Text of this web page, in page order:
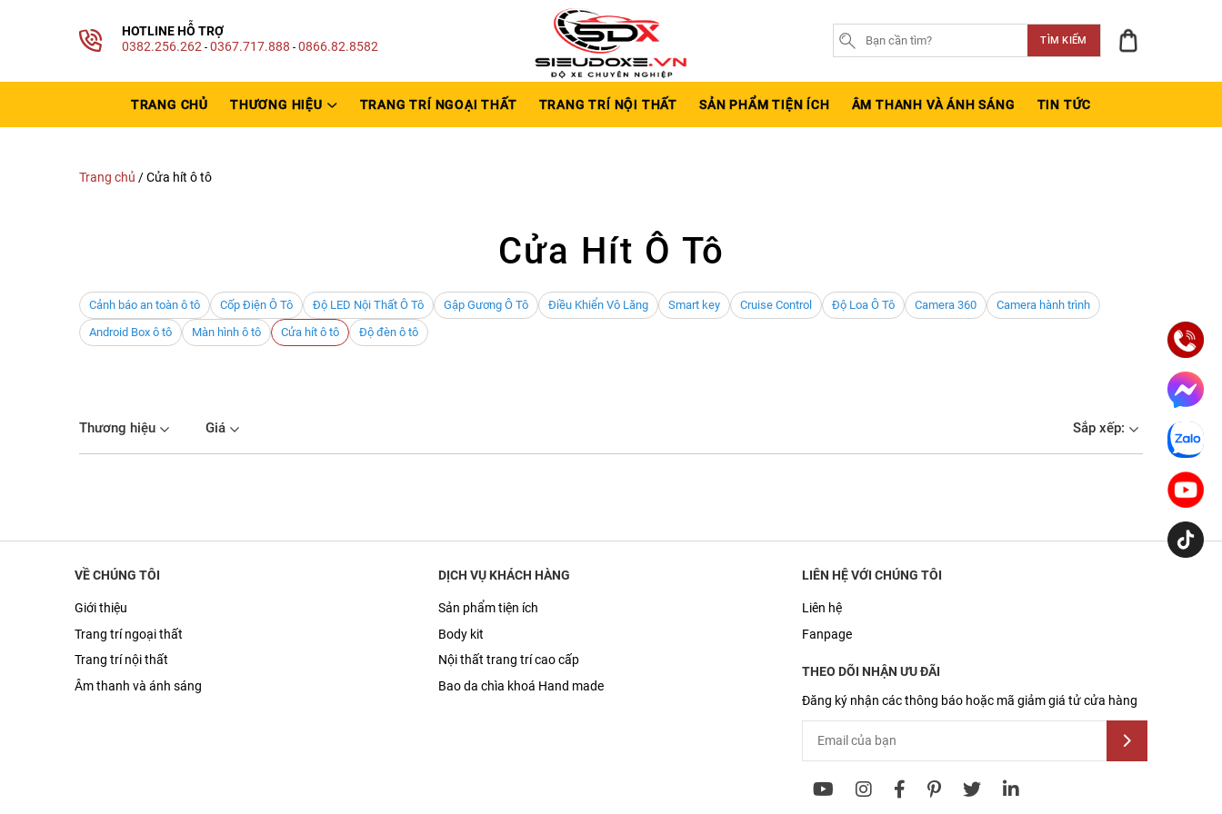
HOTLINE HỖ TRỢ
0382.256.262 - 0367.717.888 - 0866.82.8582 TÌM KIẾM
TRANG CHỦ THƯƠNG HIỆU TRANG TRÍ NGOẠI THẤT TRANG TRÍ NỘI THẤT SẢN PHẨM TIỆN ÍCH ÂM THANH VÀ ÁNH SÁNG TIN TỨC
Trang chủ /Cửa hít ô tô
Cửa Hít Ô Tô
Cảnh báo an toàn ô tô Cốp Điện Ô Tô Độ LED Nội Thất Ô Tô Gập Gương Ô Tô Điều Khiển Vô Lăng Smart key Cruise Control Độ Loa Ô Tô Camera 360
Camera hành trình
Android Box ô tô
Màn hình ô tô Cửa hít ô tô Độ đèn ô tô
Thương hiệu Giá Sắp xếp:
VỀ CHÚNG TÔI
Giới thiệu
Trang trí ngoại thất
Trang trí nội thất
Âm thanh và ánh sáng
DỊCH VỤ KHÁCH HÀNG
Sản phẩm tiện ích
Body kit
Nội thất trang trí cao cấp
Bao da chìa khoá Hand made
LIÊN HỆ VỚI CHÚNG TÔI
Liên hệ
Fanpage
THEO DÕI NHẬN ƯU ĐÃI
Đăng ký nhận các thông báo hoặc mã giảm giá tử cửa hàng